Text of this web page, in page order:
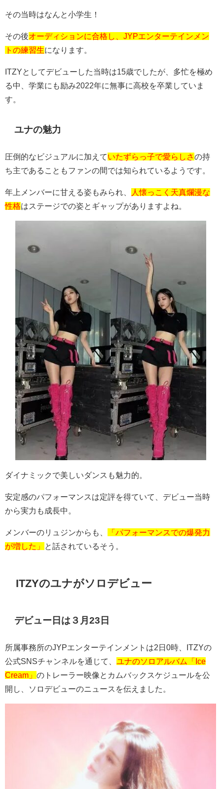
その当時はなんと小学生！
その後オーディションに合格し、JYPエンターテインメン
トの練習生になります。
ITZYとしてデビューした当時は15歳でしたが、多忙を極め
る中、学業にも励み2022年に無事に高校を卒業していま
す。
ユナの魅力
圧倒的なビジュアルに加えていたずらっ子で愛らしさの持
ち主であることもファンの間では知られているようです。
年上メンバーに甘える姿もみられ、
人懐っこく天真爛漫な
性格はステージでの姿とギャップがありますよね。
ダイナミックで美しいダンスも魅力的。
安定感のパフォーマンスは定評を得ていて、デビュー当時
から実力も成長中。
メンバーのリュジンからも、
「パフォーマンスでの爆発力
が増した」
と話されているそう。
ITZYのユナがソロデビュー
デビュー日は３月23 日
所属事務所のJYPエンターテインメントは2 日 0時、 ITZYの
公式SNSチャンネルを通じて、
ユナのソロアルバム「Ice
Cream」 のトレーラー映像とカムバックスケジュールを公
開し、ソロデビューのニュースを伝えました。